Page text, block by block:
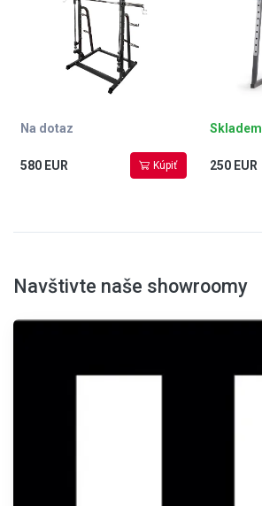
Na dotaz
580 EUR Kúpiť
Skladem
250 EUR
Navštivte naše showroomy